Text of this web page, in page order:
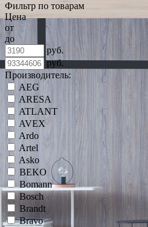
Фильтр по товарам
Цена
от
до
руб.
руб.
Производитель:
AEG
ARESA
ATLANT
AVEX
Ardo
Artel
Asko
BEKO
Bomann
Bosch
Brandt
Bravo